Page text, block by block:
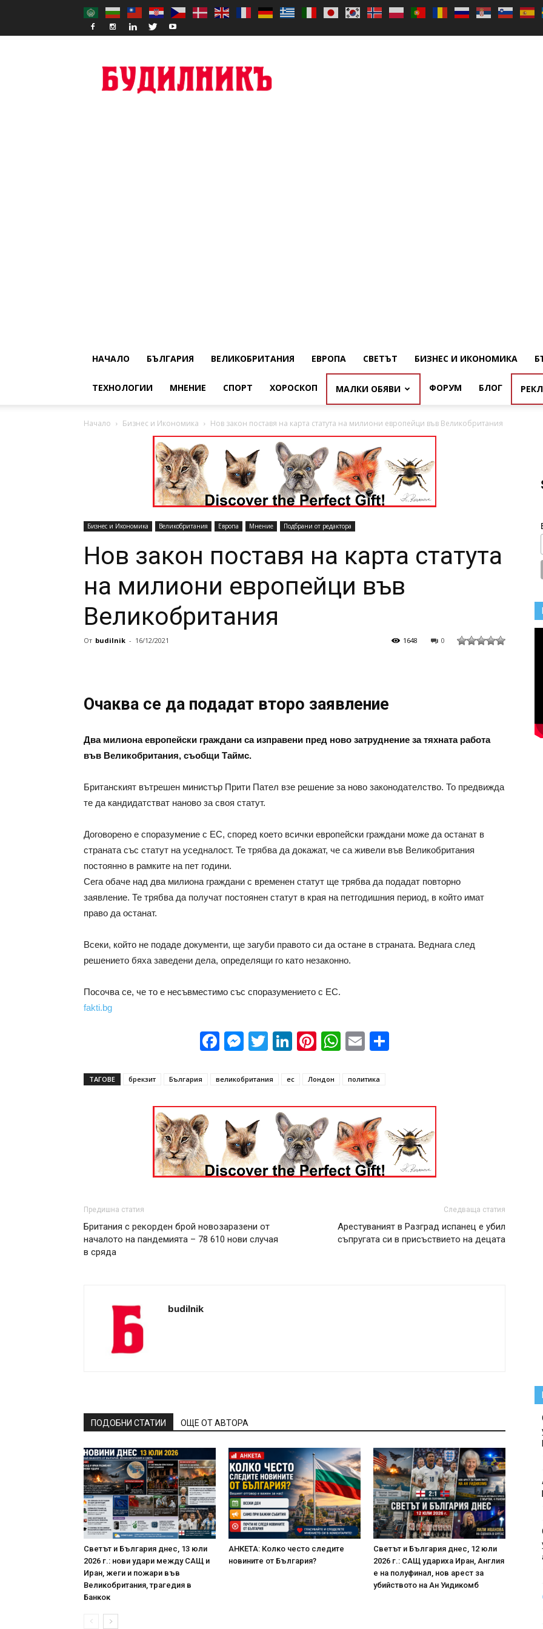
НАЧАЛО БЪЛГАРИЯ ВЕЛИКОБРИТАНИЯ ЕВРОПА СВЕТЪТ БИЗНЕС И ИКОНОМИКА
ТЕХНОЛОГИИ МНЕНИЕ СПОРТ ХОРОСКОП МАЛКИ ОБЯВИ ФОРУМ БЛОГ
Начало Бизнес и Икономика Нов закон поставя на карта статута на милиони европейци във Великобритания
Бизнес и Икономика Великобритания Европа Мнение Подбрани от редактора
Нов закон поставя на карта статута
на милиони европейци във
Великобритания
От budilnik - 16/12/2021 0
1648
Очаква се да подадат второ заявление
Два милиона европейски граждани са изправени пред ново затруднение за тяхната работа
във Великобритания, съобщи Таймс.
Британският вътрешен министър Прити Пател взе решение за ново законодателство. То предвижда
те да кандидатстват наново за своя статут.
Договорено е споразумение с ЕС, според което всички европейски граждани може да останат в
страната със статут на уседналост. Те трябва да докажат, че са живели във Великобритания
постоянно в рамките на пет години.
Сега обаче над два милиона граждани с временен статут ще трябва да подадат повторно
заявление. Те трябва да получат постоянен статут в края на петгодишния период, в който имат
право да останат.
Всеки, който не подаде документи, ще загуби правото си да остане в страната. Веднага след
решението бяха заведени дела, определящи го като незаконно.
Посочва се, че то е несъвместимо със споразумението с ЕС.
fakti.bg
Facebook
Messenger
Twitter
LinkedIn
Pinterest
WhatsApp
Email
ТАГОВЕ брекзит България великобритания ес Лондон политика
Предишна статия
Британия с рекорден брой новозаразени от
началото на пандемията – 78 610 нови случая
в сряда
Следваща статия
Арестуваният в Разград испанец е убил
съпругата си в присъствието на децата
budilnik
ПОДОБНИ СТАТИИ ОЩЕ ОТ АВТОРА
Светът и България днес, 13 юли
2026 г.: нови удари между САЩ и
Иран, жеги и пожари във
Великобритания, трагедия в
Банкок
АНКЕТА: Колко често следите
новините от България?
Светът и България днес, 12 юли
2026 г.: САЩ удариха Иран, Англия
е на полуфинал, нов арест за
убийството на Ан Уидикомб